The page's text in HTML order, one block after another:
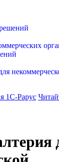
1С-Рарус